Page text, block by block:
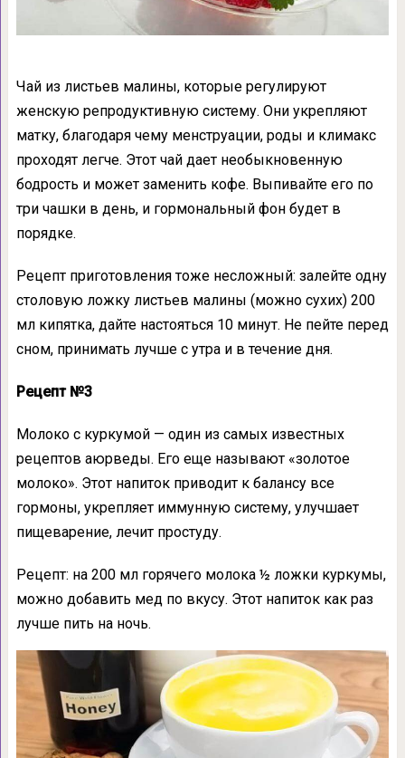
Чай из листьев малины, которые регулируют
женскую репродуктивную систему. Они укрепляют
матку, благодаря чему менструации, роды и климакс
проходят легче. Этот чай дает необыкновенную
бодрость и может заменить кофе. Выпивайте его по
три чашки в день, и гормональный фон будет в
порядке.
Рецепт приготовления тоже несложный: залейте одну
столовую ложку листьев малины (можно сухих) 200
мл кипятка, дайте настояться 10 минут. Не пейте перед
сном, принимать лучше с утра и в течение дня.
Рецепт №3
Молоко с куркумой — один из самых известных
рецептов аюрведы. Его еще называют «золотое
молоко». Этот напиток приводит к балансу все
гормоны, укрепляет иммунную систему, улучшает
пищеварение, лечит простуду.
Рецепт: на 200 мл горячего молока ½ ложки куркумы,
можно добавить мед по вкусу. Этот напиток как раз
лучше пить на ночь.